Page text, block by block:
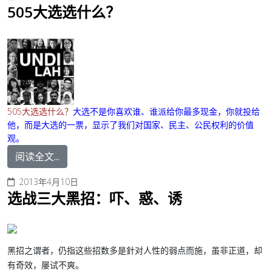
505大选选什么？
505大选选什么？ 大选不是你喜欢谁、谁派给你最多现金，你就投给
他，而是大选的一票，显示了我们对国家、民主、公民权利的价值
观。
阅读全文...
2013年4月10日
选战三大黑招：吓、惑、诱
黑招之谓者，仍指这些招数多是針对人性的弱点而施，虽非正道，却
有奇效，屡试不爽。